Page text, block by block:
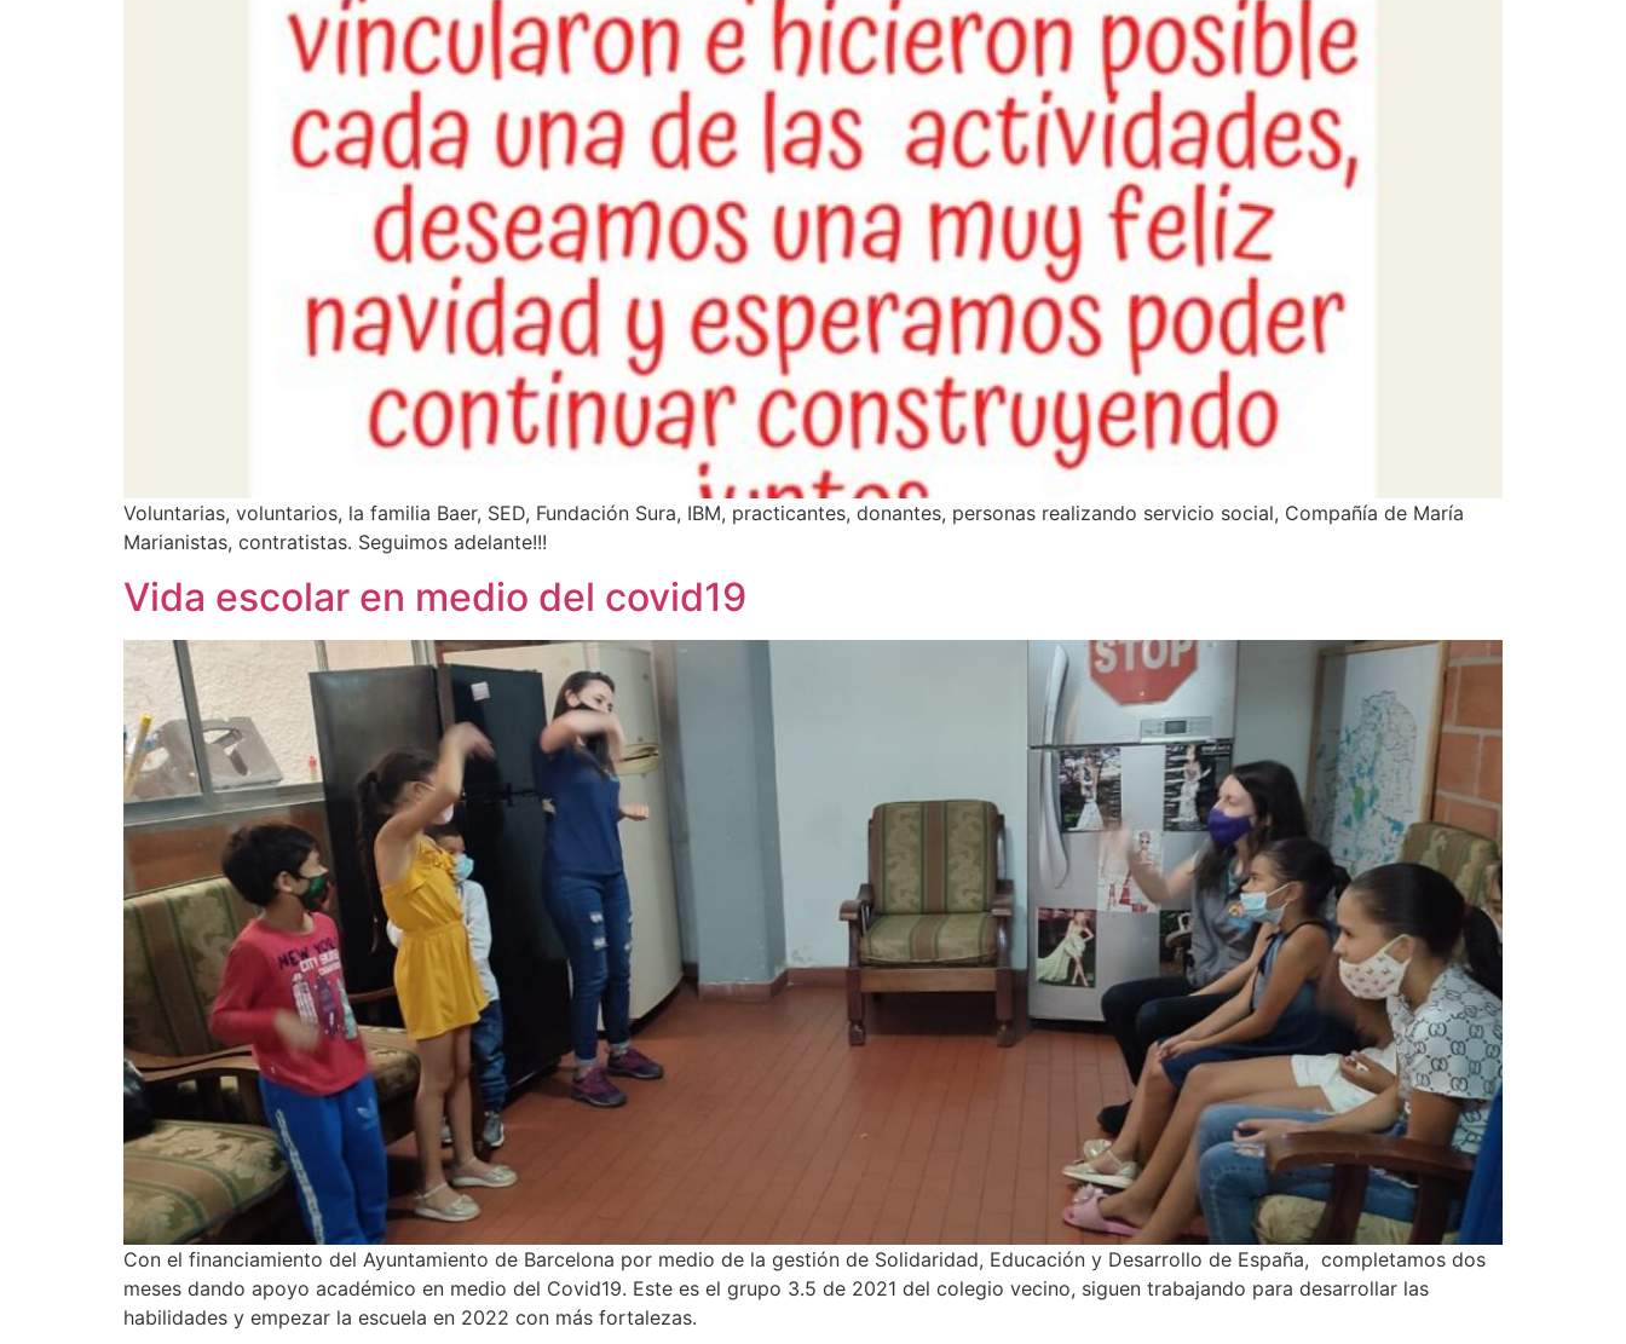
Voluntarias, voluntarios, la familia Baer, SED, Fundación Sura, IBM, practicantes, donantes, personas realizando servicio social, Compañía de María
Marianistas, contratistas. Seguimos adelante!!!
Vida escolar en medio del covid19
Con el financiamiento del Ayuntamiento de Barcelona por medio de la gestión de Solidaridad, Educación y Desarrollo de España, completamos dos
meses dando apoyo académico en medio del Covid19. Este es el grupo 3.5 de 2021 del colegio vecino, siguen trabajando para desarrollar las
habilidades y empezar la escuela en 2022 con más fortalezas.